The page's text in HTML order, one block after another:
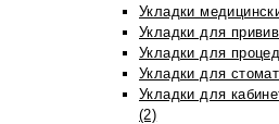
Укладки
Укладки для
Укладки для
Укладки для
Укладки для
(2)